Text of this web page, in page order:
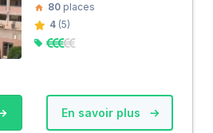
80 places
4 (5)
En savoir plus